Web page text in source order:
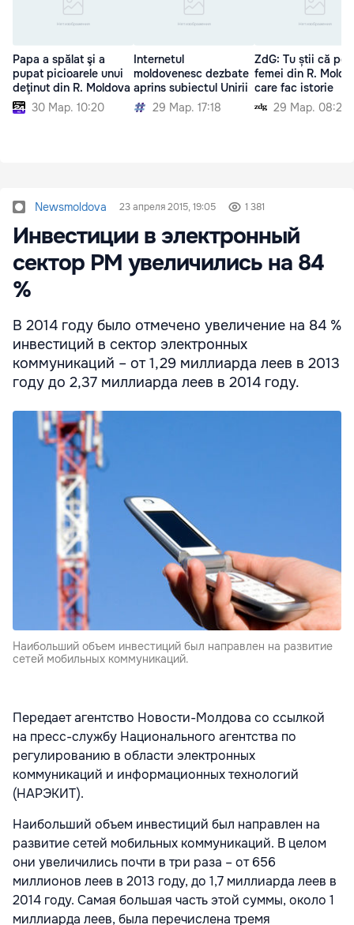
Papa a spălat şi a
pupat picioarele unui
deţinut din R. Moldova
30 Мар. 10:20
Internetul
moldovenesc dezbate
aprins subiectul Unirii
29 Мар. 17:18
ZdG: Tu știi că
femei din R.
care fac istorie
29 Мар. 08:20
Newsmoldova 23 апреля 2015, 19:05 1 381
Инвестиции в электронный
сектор РМ увеличились на 84
%
В 2014 году было отмечено увеличение на 84 %
инвестиций в сектор электронных
коммуникаций – от 1,29 миллиарда леев в 2013
году до 2,37 миллиарда леев в 2014 году.
Наибольший объем инвестиций был направлен на развитие
сетей мобильных коммуникаций.
Передает агентство Новости-Молдова со ссылкой
на пресс-службу Национального агентства по
регулированию в области электронных
коммуникаций и информационных технологий
(НАРЭКИТ).
Наибольший объем инвестиций был направлен на
развитие сетей мобильных коммуникаций. В целом
они увеличились почти в три раза – от 656
миллионов леев в 2013 году, до 1,7 миллиарда леев в
2014 году. Самая большая часть этой суммы, около 1
миллиарда леев, была перечислена тремя